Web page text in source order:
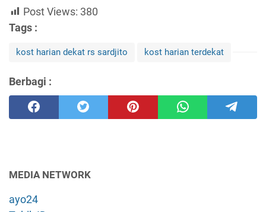
Post Views: 380
Tags :
kost harian dekat rs sardjito kost harian terdekat
Berbagi :
MEDIA NETWORK
ayo24